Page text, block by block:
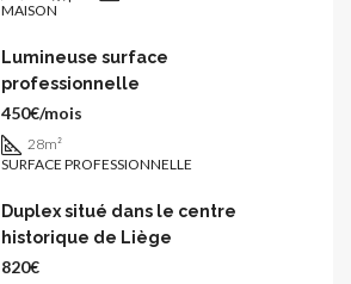
MAISON
Lumineuse surface
professionnelle
450€/mois
28m²
SURFACE PROFESSIONNELLE
Duplex situé dans le centre
historique de Liège
820€